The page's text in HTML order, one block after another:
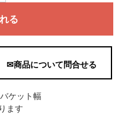
る
✉商品について問合せる
ケット幅
ます